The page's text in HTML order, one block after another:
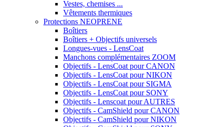
Vestes, chemises ...
Vêtements thermiques
Protections NEOPRENE
Boîtiers
Boîtiers + Objectifs universels
Longues-vues - LensCoat
Manchons complémentaires ZOOM
Objectifs - LensCoat pour CANON
Objectifs - LensCoat pour NIKON
Objectifs - LensCoat pour SIGMA
Objectifs - LensCoat pour SONY
Objectifs - Lenscoat pour AUTRES
Objectifs - CamShield pour CANON
Objectifs - CamShield pour NIKON